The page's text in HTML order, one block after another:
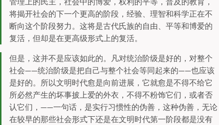
将揭开社会的下一个更高的阶段，经验、理智和科学正在不
断向这个阶段努力。这将是古代氏族的自由、平等和博爱的
复活，但却是在更高级形式上的复活。
但是，这并不是应该如此的。凡对统治阶级是好的，对整个
社会——统治阶级是把自己与整个社会等同起来的——也应该
是好的。所以文明时代愈是向前进展，它就愈是不得不给它
所必然产生的坏事披上爱的外衣，不得不粉饰它们，或者否
认它们，——一句话，是实行习惯性的伪善，这种伪善，无论
在较早的那些社会形式下还是在文明时代第一阶段都是没有